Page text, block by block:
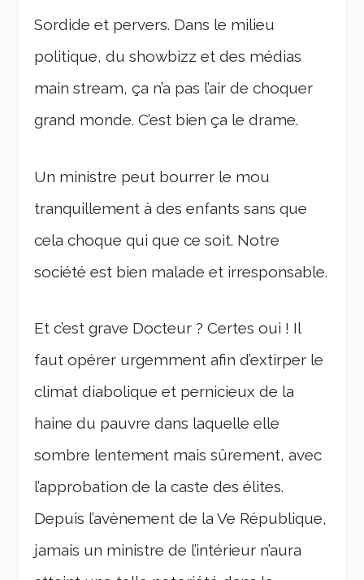
Sordide et pervers. Dans le milieu
politique, du showbizz et des médias
main stream, ça n’a pas l’air de choquer
grand monde. C’est bien ça le drame.
Un ministre peut bourrer le mou
tranquillement à des enfants sans que
cela choque qui que ce soit. Notre
société est bien malade et irresponsable.
Et c’est grave Docteur ? Certes oui ! Il
faut opérer urgemment afin d’extirper le
climat diabolique et pernicieux de la
haine du pauvre dans laquelle elle
sombre lentement mais sûrement, avec
l’approbation de la caste des élites.
Depuis l’avènement de la Ve République,
jamais un ministre de l’intérieur n’aura